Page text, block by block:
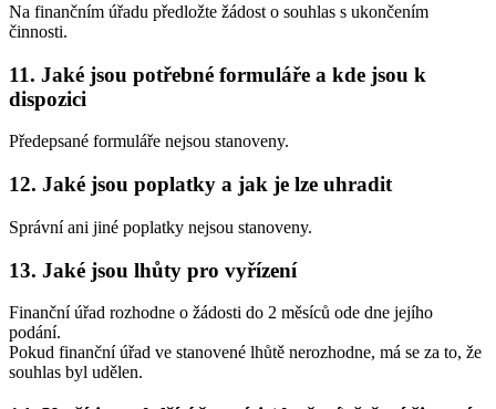
Na finančním úřadu předložte žádost o souhlas s ukončením
činnosti.
11. Jaké jsou potřebné formuláře a kde jsou k
dispozici
Předepsané formuláře nejsou stanoveny.
12. Jaké jsou poplatky a jak je lze uhradit
Správní ani jiné poplatky nejsou stanoveny.
13. Jaké jsou lhůty pro vyřízení
Finanční úřad rozhodne o žádosti do 2 měsíců ode dne jejího
podání.
Pokud finanční úřad ve stanovené lhůtě nerozhodne, má se za to, že
souhlas byl udělen.